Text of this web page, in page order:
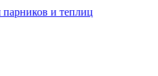
парников и теплиц